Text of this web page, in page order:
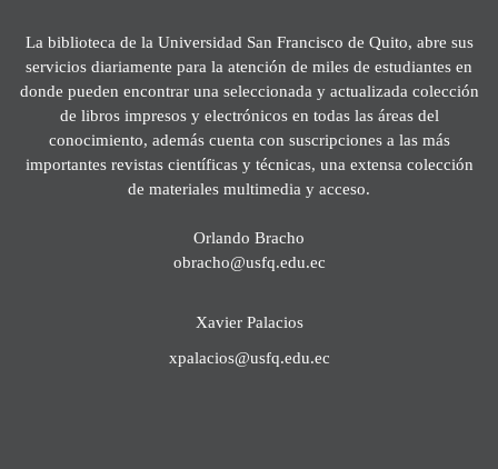
La biblioteca de la Universidad San Francisco de Quito, abre sus
servicios diariamente para la atención de miles de estudiantes en
donde pueden encontrar una seleccionada y actualizada colección
de libros impresos y electrónicos en todas las áreas del
conocimiento, además cuenta con suscripciones a las más
importantes revistas científicas y técnicas, una extensa colección
de materiales multimedia y acceso.
Orlando Bracho
obracho@usfq.edu.ec
Xavier Palacios
xpalacios@usfq.edu.ec